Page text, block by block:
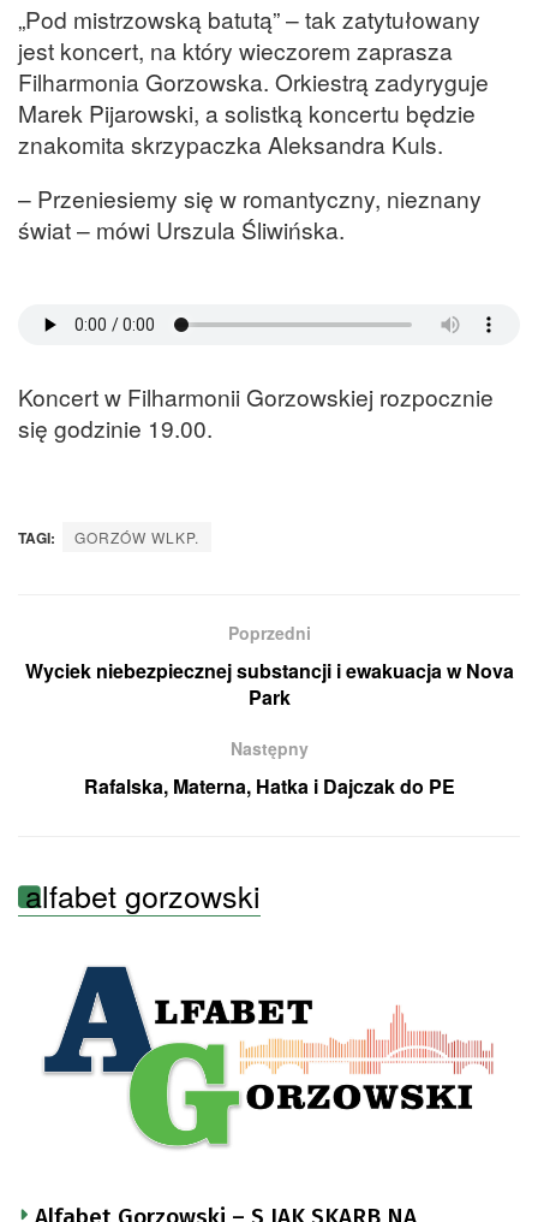
„Pod mistrzowską batutą” – tak zatytułowany
jest koncert, na który wieczorem zaprasza
Filharmonia Gorzowska. Orkiestrą zadyryguje
Marek Pijarowski, a solistką koncertu będzie
znakomita skrzypaczka Aleksandra Kuls.
– Przeniesiemy się w romantyczny, nieznany
świat – mówi Urszula Śliwińska.
Koncert w Filharmonii Gorzowskiej rozpocznie
się godzinie 19.00.
TAGI: GORZÓW WLKP.
Poprzedni
Wyciek niebezpiecznej substancji i ewakuacja w Nova
Park
Następny
Rafalska, Materna, Hatka i Dajczak do PE
alfabet gorzowski